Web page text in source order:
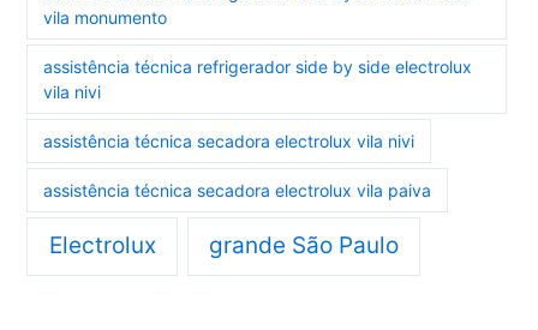
vila monumento
assistência técnica refrigerador side by side electrolux
vila nivi
assistência técnica secadora electrolux vila nivi
assistência técnica secadora electrolux vila paiva
Electrolux grande São Paulo